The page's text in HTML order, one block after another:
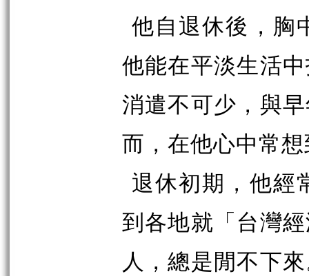
他自退休後，胸
他能在平淡生活
消遣不可少，與
而，在他心中常
退休初期，他經
到各地就「台灣
人，總是閒不下